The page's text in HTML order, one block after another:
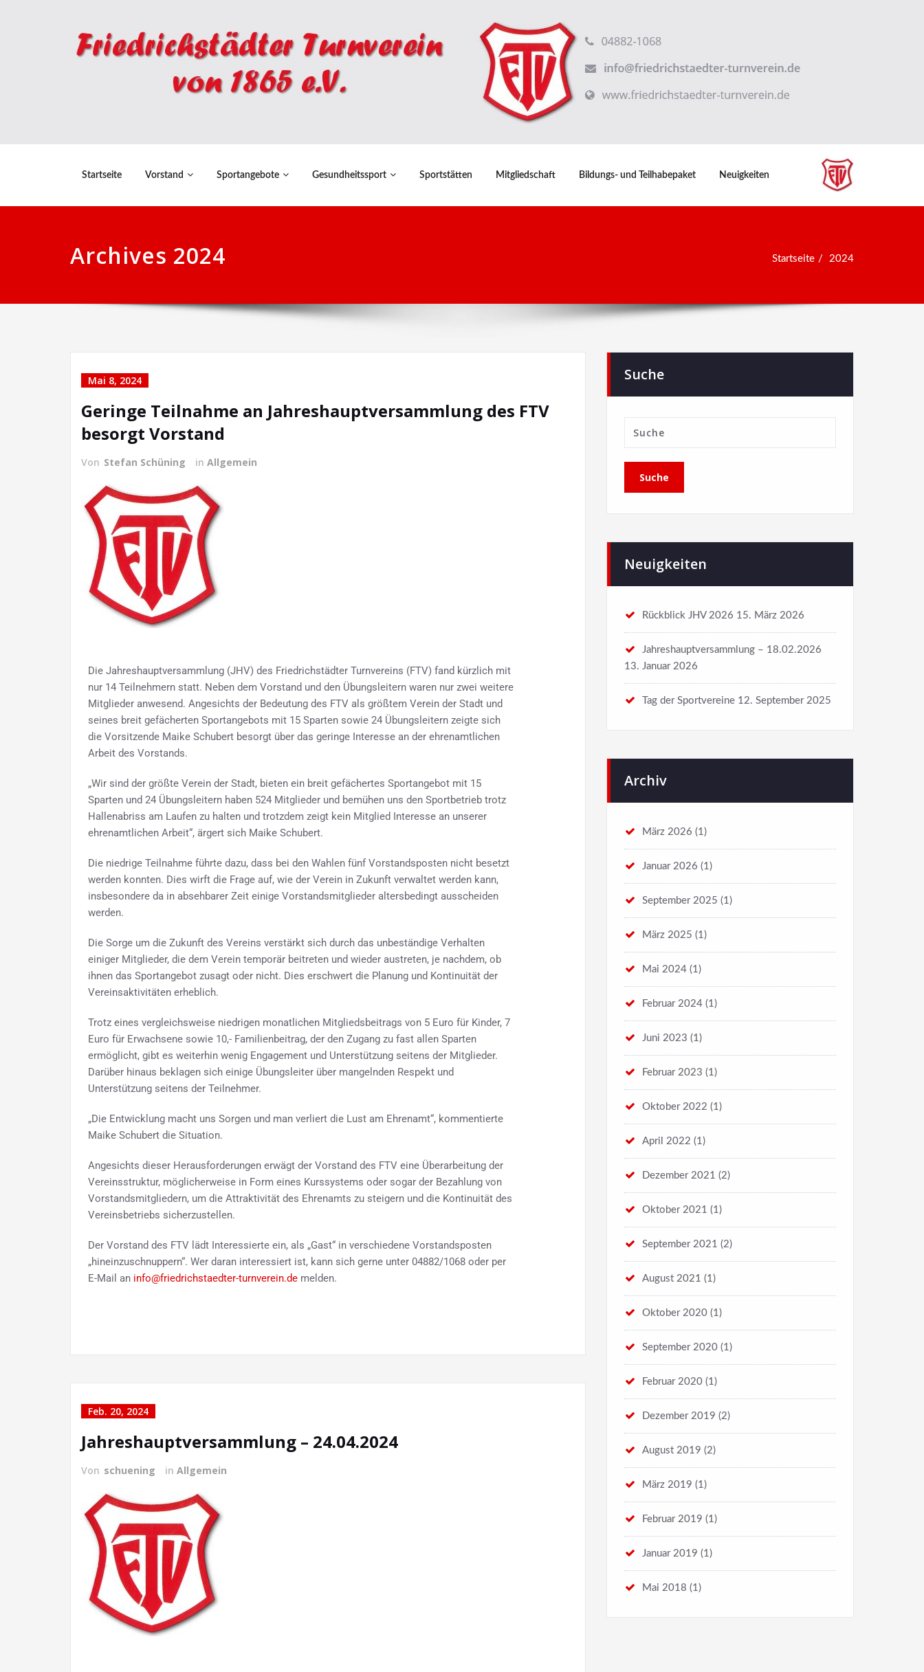
Startseite Vorstand Sportangebote Gesundheitssport Sportstätten Mitgliedschaft Bildungs- und Teilhabepaket Neuigkeiten
Archives 2024 Startseite 2024
Mai 8, 2024
Geringe Teilnahme an Jahreshauptversammlung des FTV
besorgt Vorstand
Von Stefan Schüning in Allgemein
Die Jahreshauptversammlung (JHV) des Friedrichstädter Turnvereins (FTV) fand kürzlich mit
nur 14 Teilnehmern statt. Neben dem Vorstand und den Übungsleitern waren nur zwei weitere
Mitglieder anwesend. Angesichts der Bedeutung des FTV als größtem Verein der Stadt und
seines breit gefächerten Sportangebots mit 15 Sparten sowie 24 Übungsleitern zeigte sich
die Vorsitzende Maike Schubert besorgt über das geringe Interesse an der ehrenamtlichen
Arbeit des Vorstands.
„Wir sind der größte Verein der Stadt, bieten ein breit gefächertes Sportangebot mit 15
Sparten und 24 Übungsleitern haben 524 Mitglieder und bemühen uns den Sportbetrieb trotz
Hallenabriss am Laufen zu halten und trotzdem zeigt kein Mitglied Interesse an unserer
ehrenamtlichen Arbeit“, ärgert sich Maike Schubert.
Die niedrige Teilnahme führte dazu, dass bei den Wahlen fünf Vorstandsposten nicht besetzt
werden konnten. Dies wirft die Frage auf, wie der Verein in Zukunft verwaltet werden kann,
insbesondere da in absehbarer Zeit einige Vorstandsmitglieder altersbedingt ausscheiden
werden.
Die Sorge um die Zukunft des Vereins verstärkt sich durch das unbeständige Verhalten
einiger Mitglieder, die dem Verein temporär beitreten und wieder austreten, je nachdem, ob
ihnen das Sportangebot zusagt oder nicht. Dies erschwert die Planung und Kontinuität der
Vereinsaktivitäten erheblich.
Trotz eines vergleichsweise niedrigen monatlichen Mitgliedsbeitrags von 5 Euro für Kinder, 7
Euro für Erwachsene sowie 10,- Familienbeitrag, der den Zugang zu fast allen Sparten
ermöglicht, gibt es weiterhin wenig Engagement und Unterstützung seitens der Mitglieder.
Darüber hinaus beklagen sich einige Übungsleiter über mangelnden Respekt und
Unterstützung seitens der Teilnehmer.
„Die Entwicklung macht uns Sorgen und man verliert die Lust am Ehrenamt“, kommentierte
Maike Schubert die Situation.
Angesichts dieser Herausforderungen erwägt der Vorstand des FTV eine Überarbeitung der
Vereinsstruktur, möglicherweise in Form eines Kurssystems oder sogar der Bezahlung von
Vorstandsmitgliedern, um die Attraktivität des Ehrenamts zu steigern und die Kontinuität des
Vereinsbetriebs sicherzustellen.
Der Vorstand des FTV lädt Interessierte ein, als „Gast“ in verschiedene Vorstandsposten
„hineinzuschnuppern“. Wer daran interessiert ist, kann sich gerne unter 04882/1068 oder per
E-Mail an info@friedrichstaedter-turnverein.de melden.
Feb. 20, 2024
Jahreshauptversammlung – 24.04.2024
Von schuening in Allgemein
Suche
Neuigkeiten
Rückblick JHV 2026 15. März 2026
Jahreshauptversammlung – 18.02.2026
13. Januar 2026
Tag der Sportvereine 12. September 2025
Archiv
März 2026 (1)
Januar 2026 (1)
September 2025 (1)
März 2025 (1)
Mai 2024 (1)
Februar 2024 (1)
Juni 2023 (1)
Februar 2023 (1)
Oktober 2022 (1)
April 2022 (1)
Dezember 2021 (2)
Oktober 2021 (1)
September 2021 (2)
August 2021 (1)
Oktober 2020 (1)
September 2020 (1)
Februar 2020 (1)
Dezember 2019 (2)
August 2019 (2)
März 2019 (1)
Februar 2019 (1)
Januar 2019 (1)
Mai 2018 (1)